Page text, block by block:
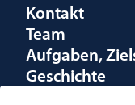
Kontakt
Team
Aufgaben,
Geschichte